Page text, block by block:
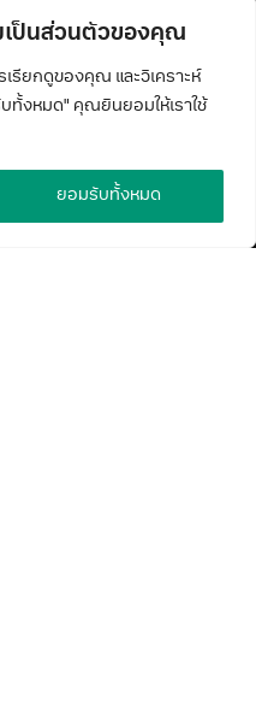
เป็นส่วนตัวของคุณ
รียกดูของคุณ และวิเคราะห์
ทั้งหมด" คุณยินยอมให้เราใช้
ยอมรับทั้งหมด